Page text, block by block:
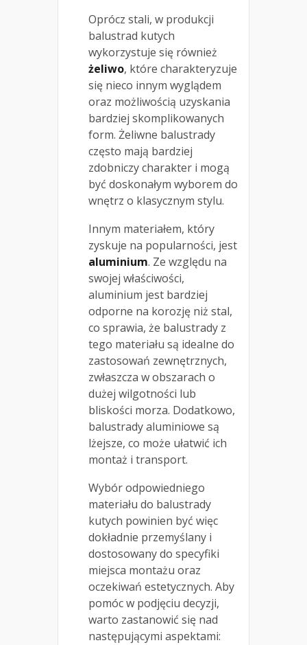
Oprócz stali, w produkcji
balustrad kutych
wykorzystuje się również
żeliwo, które charakteryzuje
się nieco innym wyglądem
oraz możliwością uzyskania
bardziej skomplikowanych
form. Żeliwne balustrady
często mają bardziej
zdobniczy charakter i mogą
być doskonałym wyborem do
wnętrz o klasycznym stylu.
Innym materiałem, który
zyskuje na popularności, jest
aluminium. Ze względu na
swojej właściwości,
aluminium jest bardziej
odporne na korozję niż stal,
co sprawia, że balustrady z
tego materiału są idealne do
zastosowań zewnętrznych,
zwłaszcza w obszarach o
dużej wilgotności lub
bliskości morza. Dodatkowo,
balustrady aluminiowe są
lżejsze, co może ułatwić ich
montaż i transport.
Wybór odpowiedniego
materiału do balustrady
kutych powinien być więc
dokładnie przemyślany i
dostosowany do specyfiki
miejsca montażu oraz
oczekiwań estetycznych. Aby
pomóc w podjęciu decyzji,
warto zastanowić się nad
następującymi aspektami: